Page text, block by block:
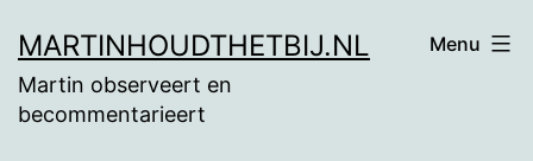
naar
de
MARTINHOUDTHETBIJ.NL
Martin observeert en
becommentarieert
Menu